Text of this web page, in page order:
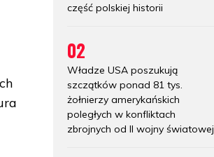
część polskiej historii
02
Władze USA poszukują
szczątków ponad 81 tys.
żołnierzy amerykańskich
poległych w konfliktach
zbrojnych od II wojny światowej